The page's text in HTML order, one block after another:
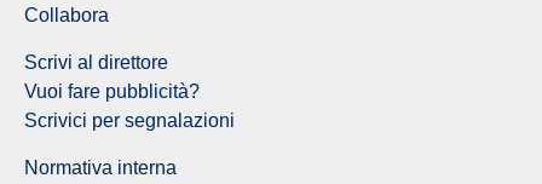
Collabora
Scrivi al direttore
Vuoi fare pubblicità?
Scrivici per segnalazioni
Normativa interna